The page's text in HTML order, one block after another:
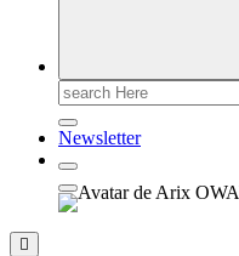
Newsletter